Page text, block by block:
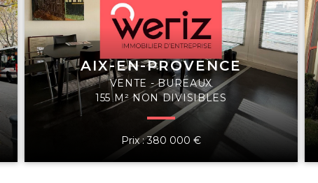
AIX-EN-PROVENCE
VENTE - BUREAUX
155 M² NON DIVISIBLES
Prix : 380 000 €